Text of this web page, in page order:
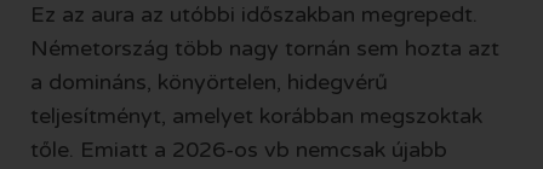
Ez az aura az utóbbi időszakban megrepedt.
Németország több nagy tornán sem hozta azt
a domináns, könyörtelen, hidegvérű
teljesítményt, amelyet korábban megszoktak
tőle. Emiatt a 2026-os vb nemcsak újabb